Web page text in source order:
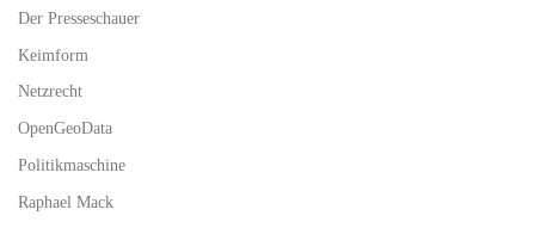
Der Presseschauer
Keimform
Netzrecht
OpenGeoData
Politikmaschine
Raphael Mack